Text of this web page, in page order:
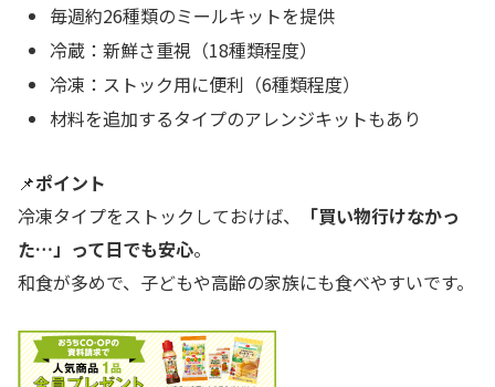
毎週約26種類のミールキットを提供
冷蔵：新鮮さ重視（18種類程度）
冷凍：ストック用に便利（6種類程度）
材料を追加するタイプのアレンジキットもあり
📌ポイント
冷凍タイプをストックしておけば、
「買い物行けなかっ
た…」って日でも安心。
和食が多めで、子どもや高齢の家族にも食べやすいです。